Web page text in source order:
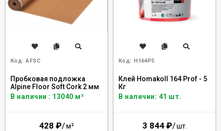
Код: AFSC
Пробковая подложка
Alpine Floor Soft Cork 2 мм
В наличии : 13040 м²
428 ₽/м²
Код: H164P5
Клей Homakoll 164 Prof - 5
Кг
В наличии: 41 шт.
3 844 ₽/шт.